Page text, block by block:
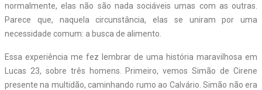
normalmente, elas não são nada sociáveis umas com as outras.
Parece que, naquela circunstância, elas se uniram por uma
necessidade comum: a busca de alimento.
Essa experiência me fez lembrar de uma história maravilhosa em
Lucas 23, sobre três homens. Primeiro, vemos Simão de Cirene
presente na multidão, caminhando rumo ao Calvário. Simão não era